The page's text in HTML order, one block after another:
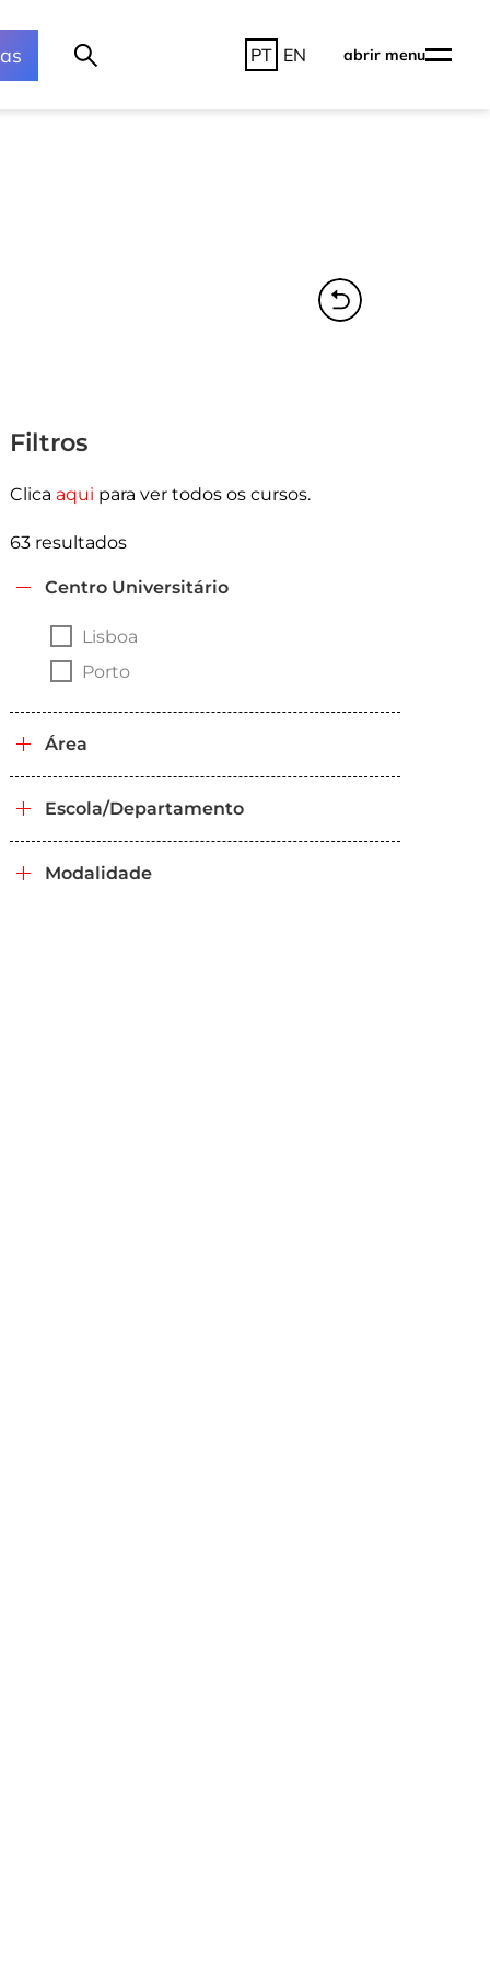
PT EN abrir menu
Filtros
Clica aqui para ver todos os cursos.
63 resultados
Centro Universitário
Lisboa
Porto
Área
Escola/Departamento
Modalidade